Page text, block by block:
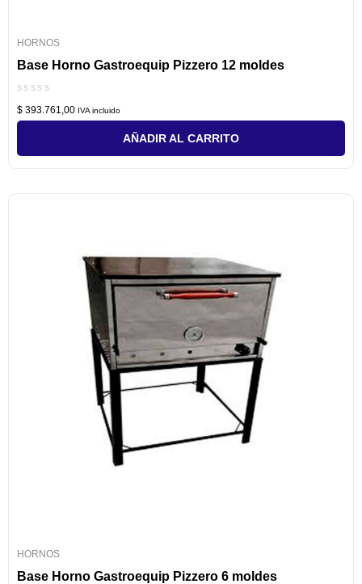
HORNOS
Base Horno Gastroequip Pizzero 12 moldes
con
0
$ 393.761,00 IVA incluido
AÑADIR AL CARRITO
HORNOS
Base Horno Gastroequip Pizzero 6 moldes